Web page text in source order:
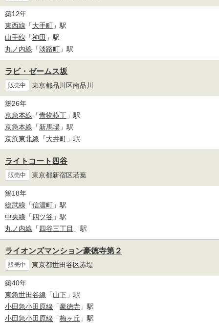
築12年
東西線 「大手町 」駅
山手線 「神田 」駅
丸ノ内線 「淡路町 」駅
ラビ・ゼームス坂
販売中 東京都品川区南品川
築26年
京急本線 「青物横丁 」駅
京急本線 「新馬場 」駅
京浜東北線 「大井町 」駅
ライトコート四谷
販売中 東京都新宿区若葉
築18年
総武線 「信濃町 」駅
中央線 「四ツ谷 」駅
丸ノ内線 「四谷三丁目 」駅
ライオンズマンション豪徳寺第２
販売中 東京都世田谷区赤堤
築40年
東急世田谷線 「山下 」駅
小田急小田原線 「豪徳寺 」駅
小田急小田原線 「梅ヶ丘 」駅